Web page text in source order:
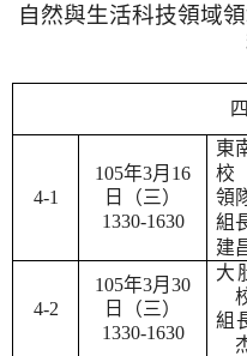
自然與生活科技領域
4-1
105年3月 16
日（三）
1330-1630
東
校
領
組
建
4-2
105年3月 30
日（三）
1330-1630
大
組